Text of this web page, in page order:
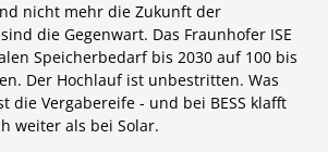
nicht mehr die Zukunft der
die Gegenwart. Das Fraunhofer ISE
Speicherbedarf bis 2030 auf 100 bis
Der Hochlauf ist unbestritten. Was
die Vergabereife - und bei BESS klafft
weiter als bei Solar.